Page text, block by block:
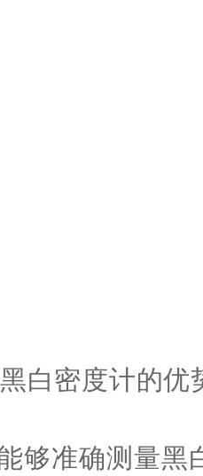
密度计的优
准确测量黑